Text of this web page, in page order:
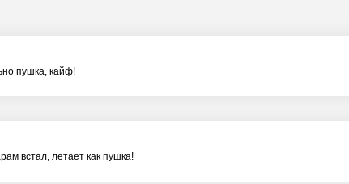
пушка, кайф!
встал, летает как пушка!